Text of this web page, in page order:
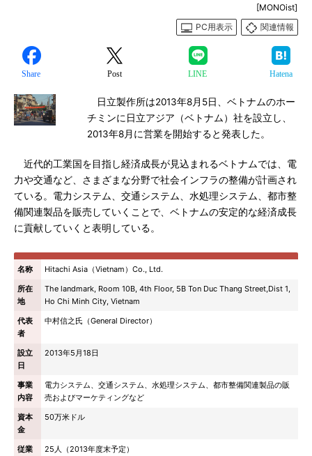
[MONOist]
PC用表示
関連情報
Share Post LINE Hatena
日立製作所は2013年8月5日、ベトナムのホー
チミンに日立アジア（ベトナム）社を設立し、
2013年8月に営業を開始すると発表した。
近代的工業国を目指し経済成長が見込まれるベトナムでは、電
力や交通など、さまざまな分野で社会インフラの整備が計画され
ている。電力システム、交通システム、水処理システム、都市整
備関連製品を販売していくことで、ベトナムの安定的な経済成長
に貢献していくと表明している。
名称
Hitachi Asia（Vietnam）Co., Ltd.
所在
地
The landmark, Room 10B, 4th Floor, 5B Ton Duc Thang Street,Dist 1,
Ho Chi Minh City, Vietnam
代表
者
中村信之氏（General Director）
設立
日
2013年5月18日
事業
内容
電力システム、交通システム、水処理システム、都市整備関連製品の販
売およびマーケティングなど
資本
金
50万米ドル
従業
25人（2013年度末予定）